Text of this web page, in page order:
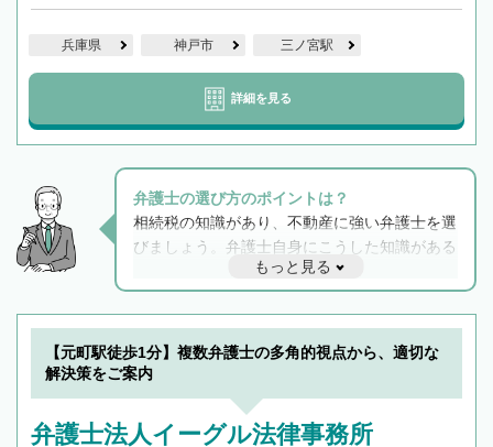
兵庫県 神戸市 三ノ宮駅
詳細を見る
弁護士の選び方のポイントは？
相続税の知識があり、不動産に強い弁護士を選
びましょう。弁護士自身にこうした知識がある
と他士業との連携もスムーズに進み、トラブル
解決のみならず相続をトータルで任せることが
できます。また、相続は感情がからむ分野なの
でフィーリングも重要です。実際に電話や面談
で複数の弁護士と会話をしてウマが合う方に依
もっと見る
【元町駅徒歩1分】複数弁護士の多角的視点から、適切な
解決策をご案内
弁護士法人イーグル法律事務所